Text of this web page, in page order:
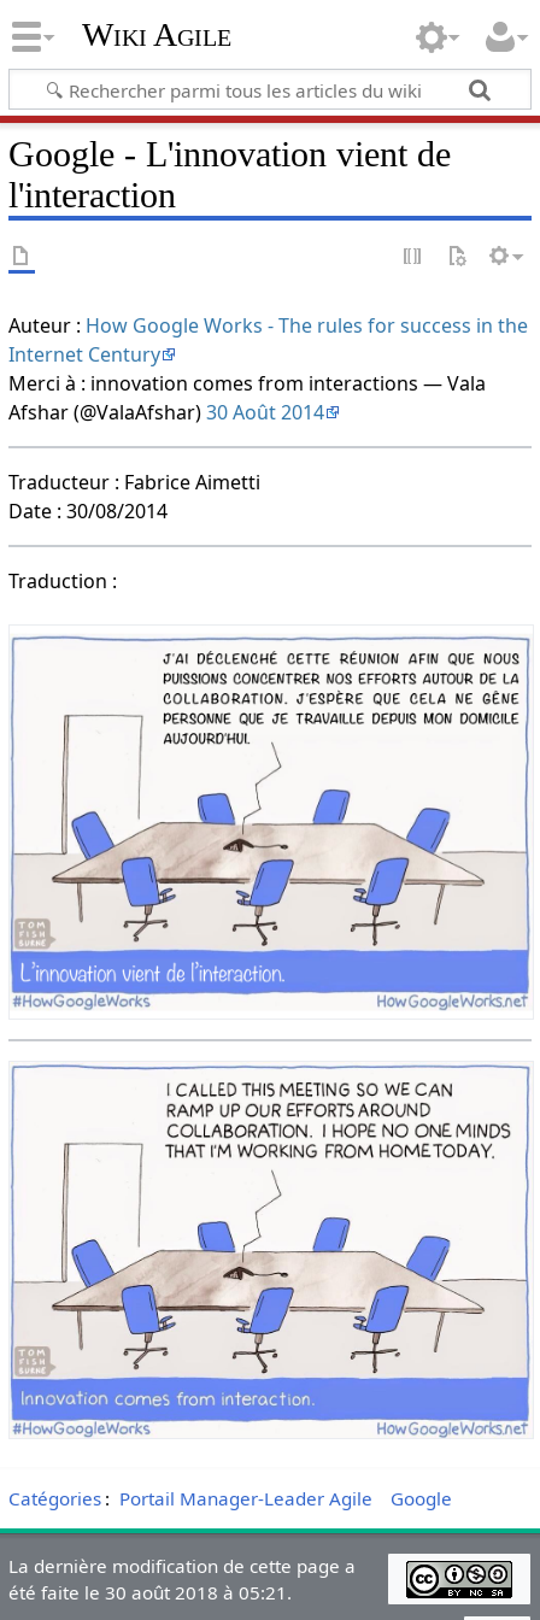
Wiki Agile
Google - L'innovation vient de
l'interaction
Auteur : How Google Works - The rules for success in the
Internet Century
Merci à : innovation comes from interactions — Vala
Afshar (@ValaAfshar)30 Août 2014
Traducteur : Fabrice Aimetti
Date : 30/08/2014
Traduction :
Catégories: Portail Manager-Leader Agile Google
La dernière modification de cette page a
été faite le 30 août 2018 à 05:21.